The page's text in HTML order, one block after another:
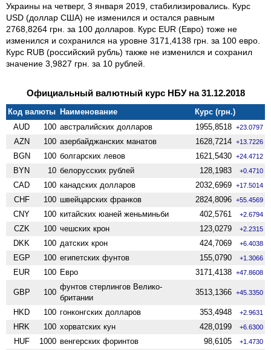
Украины на четверг, 3 января 2019, стабилизировались. Курс
USD (доллар США) не изменился и остался равным
2768,8264 грн. за 100 долларов. Курс EUR (Евро) тоже не
изменился и сохранился на уровне 3171,4138 грн. за 100 евро.
Курс RUB (российский рубль) также не изменился и сохранил
значение 3,9827 грн. за 10 рублей.
Официальный валютный курс НБУ на 31.12.2018
Код валюты Наименование
Курс (грн.)
AUD
100 австралийских долларов 1955,8518 +23.0797
AZN 100 азербайджанских манатов 1628,7214 +13.7226
BGN 100 болгарских левов 1621,5430 +24.4712
BYN 10 белорусских рублей 128,1983 +0.4710
CAD 100 канадских долларов 2032,6969 +17.5014
CHF 100 швейцарских франков 2824,8096 +55.4569
CNY 100 китайских юаней женьминьби 402,5761 +2.6794
CZK 100 чешских крон 123,0279 +2.2315
DKK 100 датских крон 424,7069 +6.4038
EGP 100 египетских фунтов 155,0790 +1.3066
EUR 100 Евро 3171,4138 +47.8608
GBP 100
фунтов стерлингов Велико­
британии
3513,1366 +45.3350
HKD 100 гонконгских долларов 353,4948 +2.9631
HRK 100 хорватских кун 428,0199 +6.6300
HUF 1000 венгерских форинтов 98,6105 +1.4730